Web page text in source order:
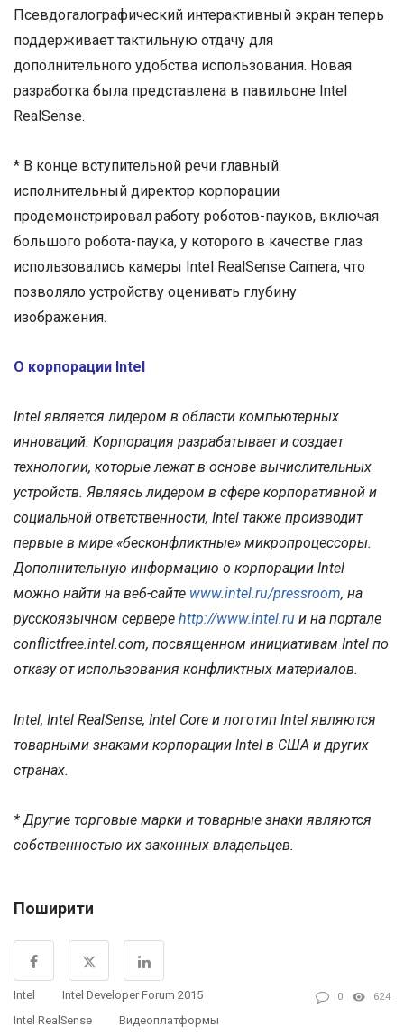
Псевдогалографический интерактивный экран теперь
поддерживает тактильную отдачу для
дополнительного удобства использования. Новая
разработка была представлена в павильоне Intel
RealSense.
* В конце вступительной речи главный
исполнительный директор корпорации
продемонстрировал работу роботов-пауков, включая
большого робота-паука, у которого в качестве глаз
использовались камеры Intel RealSense Camera, что
позволяло устройству оценивать глубину
изображения.
О корпорации Intel
Intel является лидером в области компьютерных
инноваций. Корпорация разрабатывает и создает
технологии, которые лежат в основе вычислительных
устройств. Являясь лидером в сфере корпоративной и
социальной ответственности, Intel также производит
первые в мире «бесконфликтные» микропроцессоры.
Дополнительную информацию о корпорации Intel
можно найти на веб-сайте www.intel.ru/pressroom, на
русскоязычном сервере http://www.intel.ru и на портале
conflictfree.intel.com, посвященном инициативам Intel по
отказу от использования конфликтных материалов.
Intel, Intel RealSense, Intel Core и логотип Intel являются
товарными знаками корпорации Intel в США и других
странах.
* Другие торговые марки и товарные знаки являются
собственностью их законных владельцев.
Поширити
Intel
Intel Developer Forum 2015
Intel RealSense
Видеоплатформы
0 624